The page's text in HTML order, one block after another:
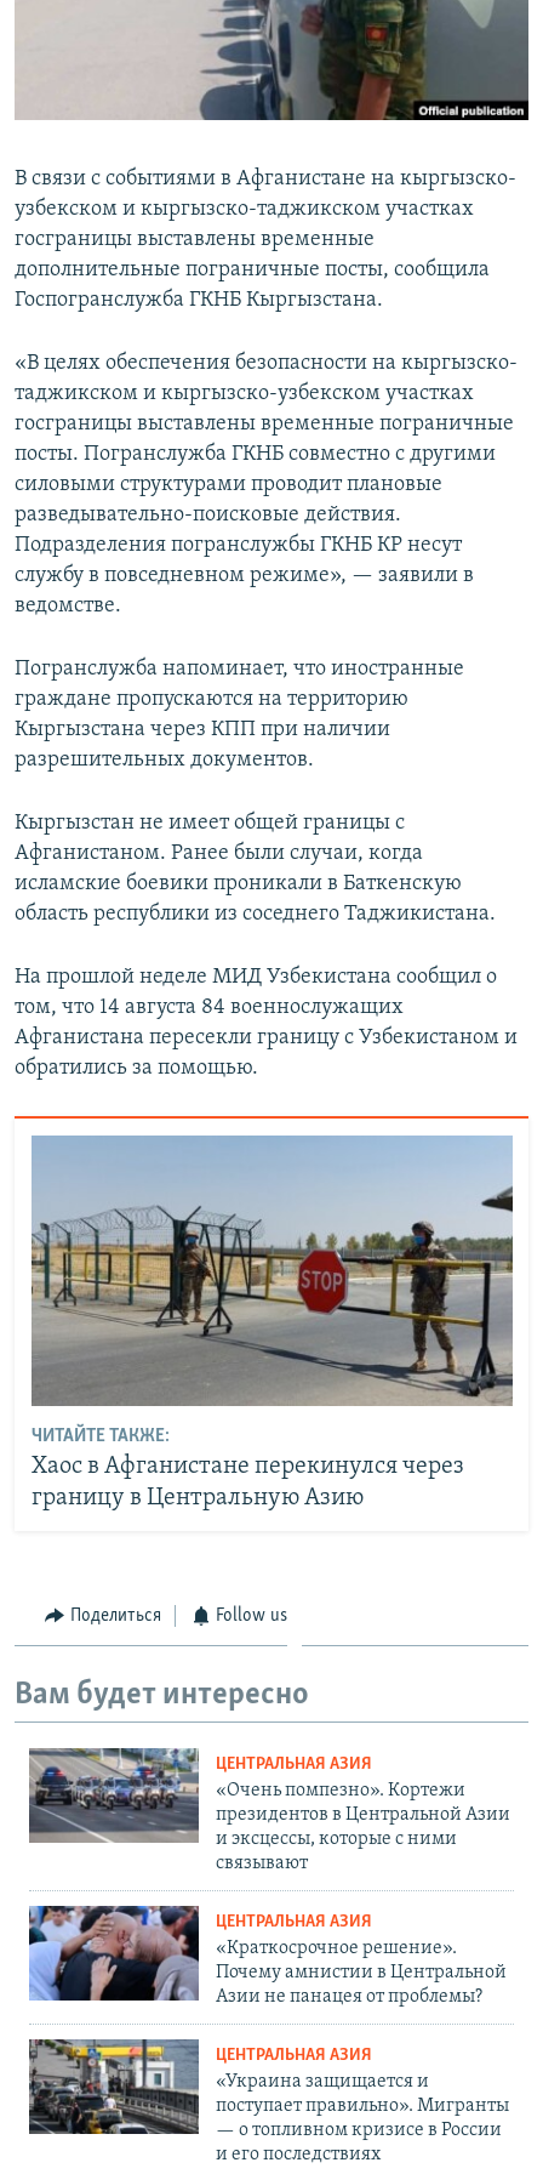
В связи с событиями в Афганистане на кыргызско-
узбекском и кыргызско-таджикском участках
госграницы выставлены временные
дополнительные пограничные посты, сообщила
Госпогранслужба ГКНБ Кыргызстана.
«В целях обеспечения безопасности на кыргызско-
таджикском и кыргызско-узбекском участках
госграницы выставлены временные пограничные
посты. Погранслужба ГКНБ совместно с другими
силовыми структурами проводит плановые
разведывательно-поисковые действия.
Подразделения погранслужбы ГКНБ КР несут
службу в повседневном режиме», — заявили в
ведомстве.
Погранслужба напоминает, что иностранные
граждане пропускаются на территорию
Кыргызстана через КПП при наличии
разрешительных документов.
Кыргызстан не имеет общей границы с
Афганистаном. Ранее были случаи, когда
исламские боевики проникали в Баткенскую
область республики из соседнего Таджикистана.
На прошлой неделе МИД Узбекистана сообщил о
том, что 14 августа 84 военнослужащих
Афганистана пересекли границу с Узбекистаном и
обратились за помощью.
ЧИТАЙТЕ ТАКЖЕ:
Хаос в Афганистане перекинулся через
границу в Центральную Азию
Поделиться Follow us
Вам будет интересно
ЦЕНТРАЛЬНАЯ АЗИЯ
«Очень помпезно». Кортежи
президентов в Центральной Азии
и эксцессы, которые с ними
связывают
ЦЕНТРАЛЬНАЯ АЗИЯ
«Краткосрочное решение».
Почему амнистии в Центральной
Азии не панацея от проблемы?
ЦЕНТРАЛЬНАЯ АЗИЯ
«Украина защищается и
поступает правильно». Мигранты
— о топливном кризисе в России
и его последствиях